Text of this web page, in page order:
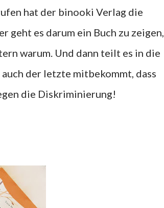
hat der binooki Verlag die
geht es darum ein Buch zu zeigen,
warum. Und dann teilt es in die
der letzte mitbekommt, dass
die Diskriminierung!